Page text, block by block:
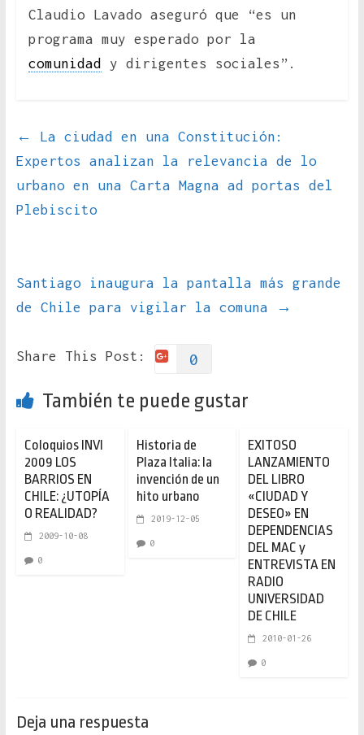
Claudio Lavado aseguró que “es un
programa muy esperado por la
comunidad
y dirigentes sociales”.
←
La ciudad en una Constitución:
Expertos analizan la relevancia de lo
urbano en una Carta Magna ad portas del
Plebiscito
Santiago inaugura la pantalla más grande
de Chile para vigilar la comuna
→
Share This Post: 0
También te puede gustar
Coloquios INVI
2009 LOS
BARRIOS EN
CHILE: ¿UTOPÍA
O REALIDAD?
2009-10-08
0
Historia de
Plaza Italia: la
invención de un
hito urbano
2019-12-05
0
EXITOSO
LANZAMIENTO
DEL LIBRO
«CIUDAD Y
DESEO» EN
DEPENDENCIAS
DEL MAC y
ENTREVISTA EN
RADIO
UNIVERSIDAD
DE CHILE
2010-01-26
0
Deja una respuesta